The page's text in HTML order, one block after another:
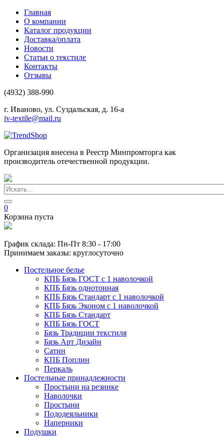
Главная
О компании
Каталог продукции
Доставка/оплата
Новости
Статьи о текстиле
Контакты
Отзывы
(4932) 388-990
г. Иваново, ул. Суздальская, д. 16-а
iv-textile@mail.ru
Организация внесена в Реестр Минпромторга как
производитель отечественной продукции.
0
Корзина пуста
График склада: Пн-Пт 8:30 - 17:00
Принимаем заказы: круглосуточно
Постельное белье
КПБ Бязь ГОСТ c 1 наволочкой
КПБ Бязь однотонная
КПБ Бязь Стандарт c 1 наволочкой
КПБ Бязь Эконом с 1 наволочкой
КПБ Бязь Стандарт
КПБ Бязь ГОСТ
Бязь Традиции текстиля
Бязь Арт Дизайн
Сатин
КПБ Поплин
Перкаль
Постельные принадлежности
Простыни на резинке
Наволочки
Простыни
Пододеяльники
Наперники
Подушки